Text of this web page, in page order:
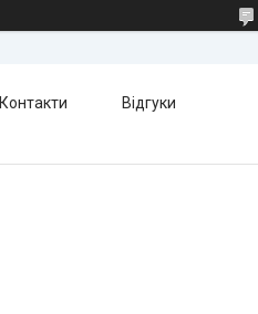
Контакти
Відгуки